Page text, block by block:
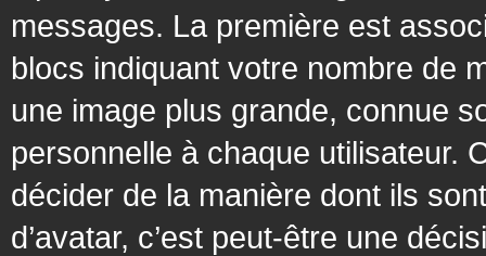
messages. La première est
blocs indiquant votre nombre de
une image plus grande, connue
personnelle à chaque utilisateur.
décider de la manière dont ils
d’avatar, c’est peut-être une